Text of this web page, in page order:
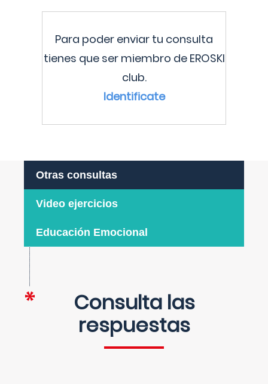
Para poder enviar tu consulta
tienes que ser miembro de EROSKI
club.
Identificate
Otras consultas
Video ejercicios
Educación Emocional
Consulta las
respuestas